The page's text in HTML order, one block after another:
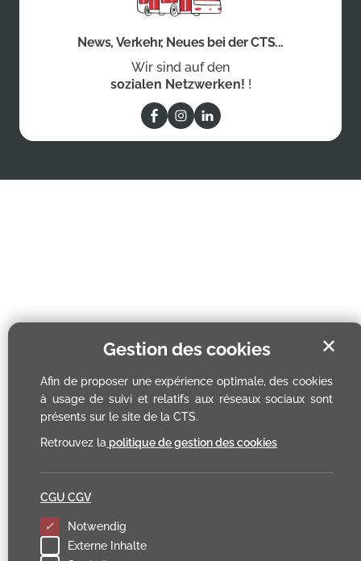
Gestion des cookies
Afin de proposer une expérience optimale, des cookies
à usage de suivi et relatifs aux réseaux sociaux sont
présents sur le site de la CTS.
Retrouvez la politique de gestion des cookies
Notwendig
Externe Inhalte
✕
CGU CGV
News, Verkehr, Neues bei der CTS...
Wir sind auf den
sozialen Netzwerken! !